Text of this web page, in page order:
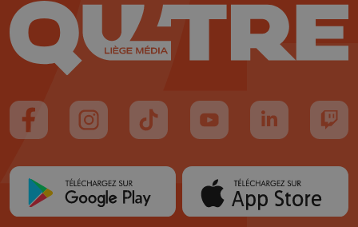
Suivez-nous sur FaceBook
Suivez-nous sur Instagram
Suivez-nous sur TikTok
Suivez-nous sur YouTube
Suivez-nous